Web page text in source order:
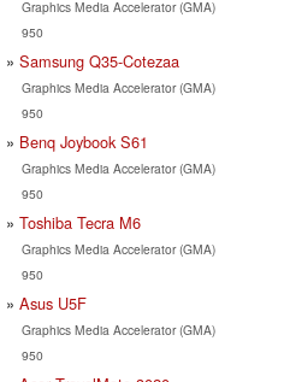
Graphics Media Accelerator (GMA)
950
Samsung Q35-Cotezaa
Graphics Media Accelerator (GMA)
950
Benq Joybook S61
Graphics Media Accelerator (GMA)
950
Toshiba Tecra M6
Graphics Media Accelerator (GMA)
950
Asus U5F
Graphics Media Accelerator (GMA)
950